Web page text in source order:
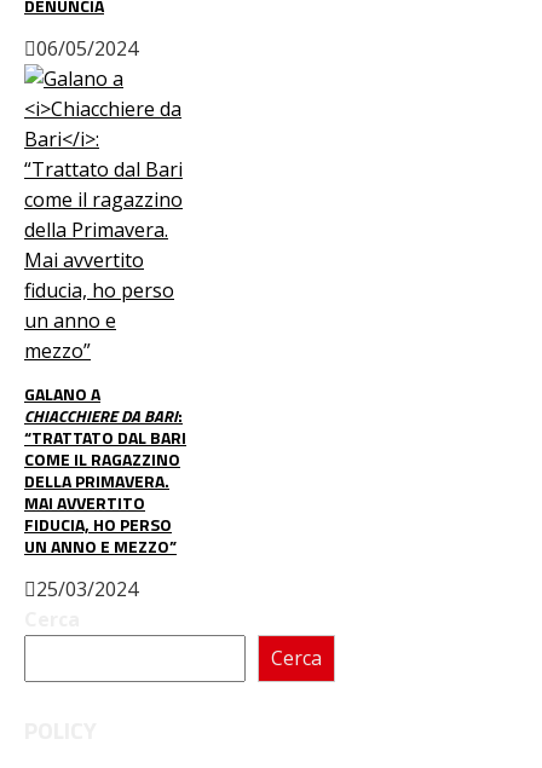
DENUNCIA
06/05/2024
GALANO A
CHIACCHIERE DA BARI:
“TRATTATO DAL BARI
COME IL RAGAZZINO
DELLA PRIMAVERA.
MAI AVVERTITO
FIDUCIA, HO PERSO
UN ANNO E MEZZO”
25/03/2024
Cerca